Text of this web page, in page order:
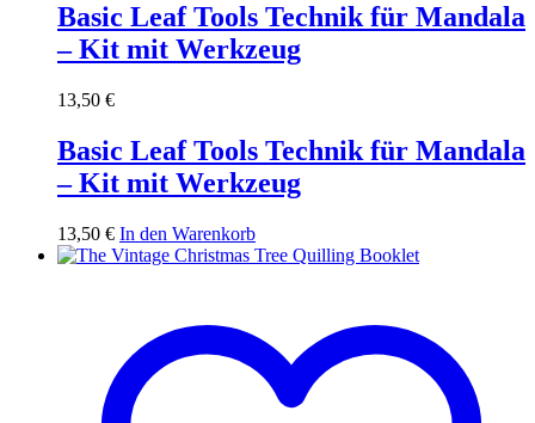
Basic Leaf Tools Technik für Mandala
– Kit mit Werkzeug
13,50 €
Basic Leaf Tools Technik für Mandala
– Kit mit Werkzeug
13,50 € In den Warenkorb